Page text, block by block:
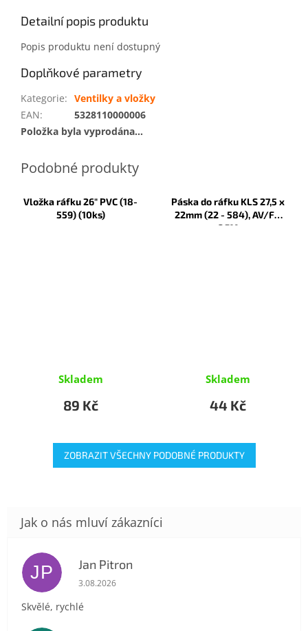
Detailní popis produktu
Popis produktu není dostupný
Doplňkové parametry
Kategorie: Ventilky a vložky
EAN:
5328110000006
Položka byla vyprodána…
Vložka ráfku 26" PVC (18-
559) (10ks)
Skladem
89 Kč
Páska do ráfku KLS 27,5 x
22mm (22 - 584), AV/FV
OEM
Skladem
44 Kč
ZOBRAZIT VŠECHNY PODOBNÉ PRODUKTY
JP Jan Pitron
Hodnocení obchodu je 5 z 5 hvězdiček.
3.08.2026
Skvělé, rychlé